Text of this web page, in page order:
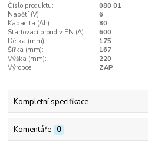
Číslo produktu:
080 01
Napětí (V):
6
Kapacita (Ah):
80
Startovací proud v EN (A):
600
Délka (mm):
175
Šířka (mm):
167
Výška (mm):
220
Výrobce:
ZAP
Kompletní specifikace
Komentáře 0